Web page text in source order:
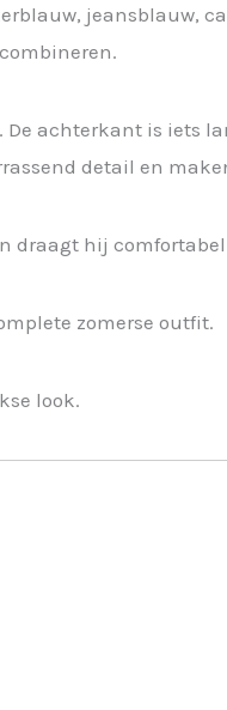
jeansblauw,
achterkant is iets
detail en
draagt hij
zomerse outfit.
look.